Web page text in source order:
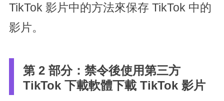
TikTok 影片中的方法來保存 TikTok 中的
影片。
第 2 部分：禁令後使用第三方
TikTok 下載軟體下載 TikTok 影片